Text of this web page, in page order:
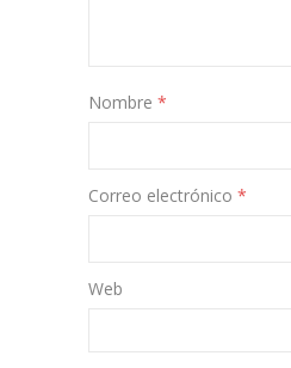
Nombre *
Correo electrónico *
Web